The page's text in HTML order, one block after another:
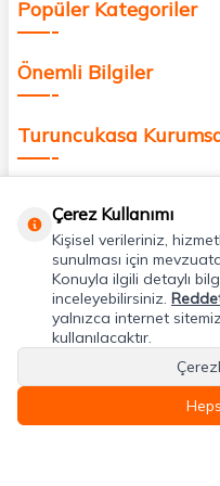
Popüler Kategoriler
Önemli Bilgiler
Turuncukasa
Uygulamalarımız
Adres & İletişim
Çerez Kullanımı
Kişisel verileriniz,
sunulması için
Konuyla ilgili detaylı
inceleyebilirsiniz.
yalnızca internet
kullanılacaktır.